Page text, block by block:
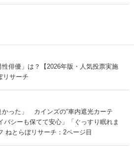
俳優」は？【2026年版・人気投票実施
リサーチ
かった」 カインズの“車内遮光カーテ
シーも保てて安心」「ぐっすり眠れま
ねとらぼリサーチ：2ページ目